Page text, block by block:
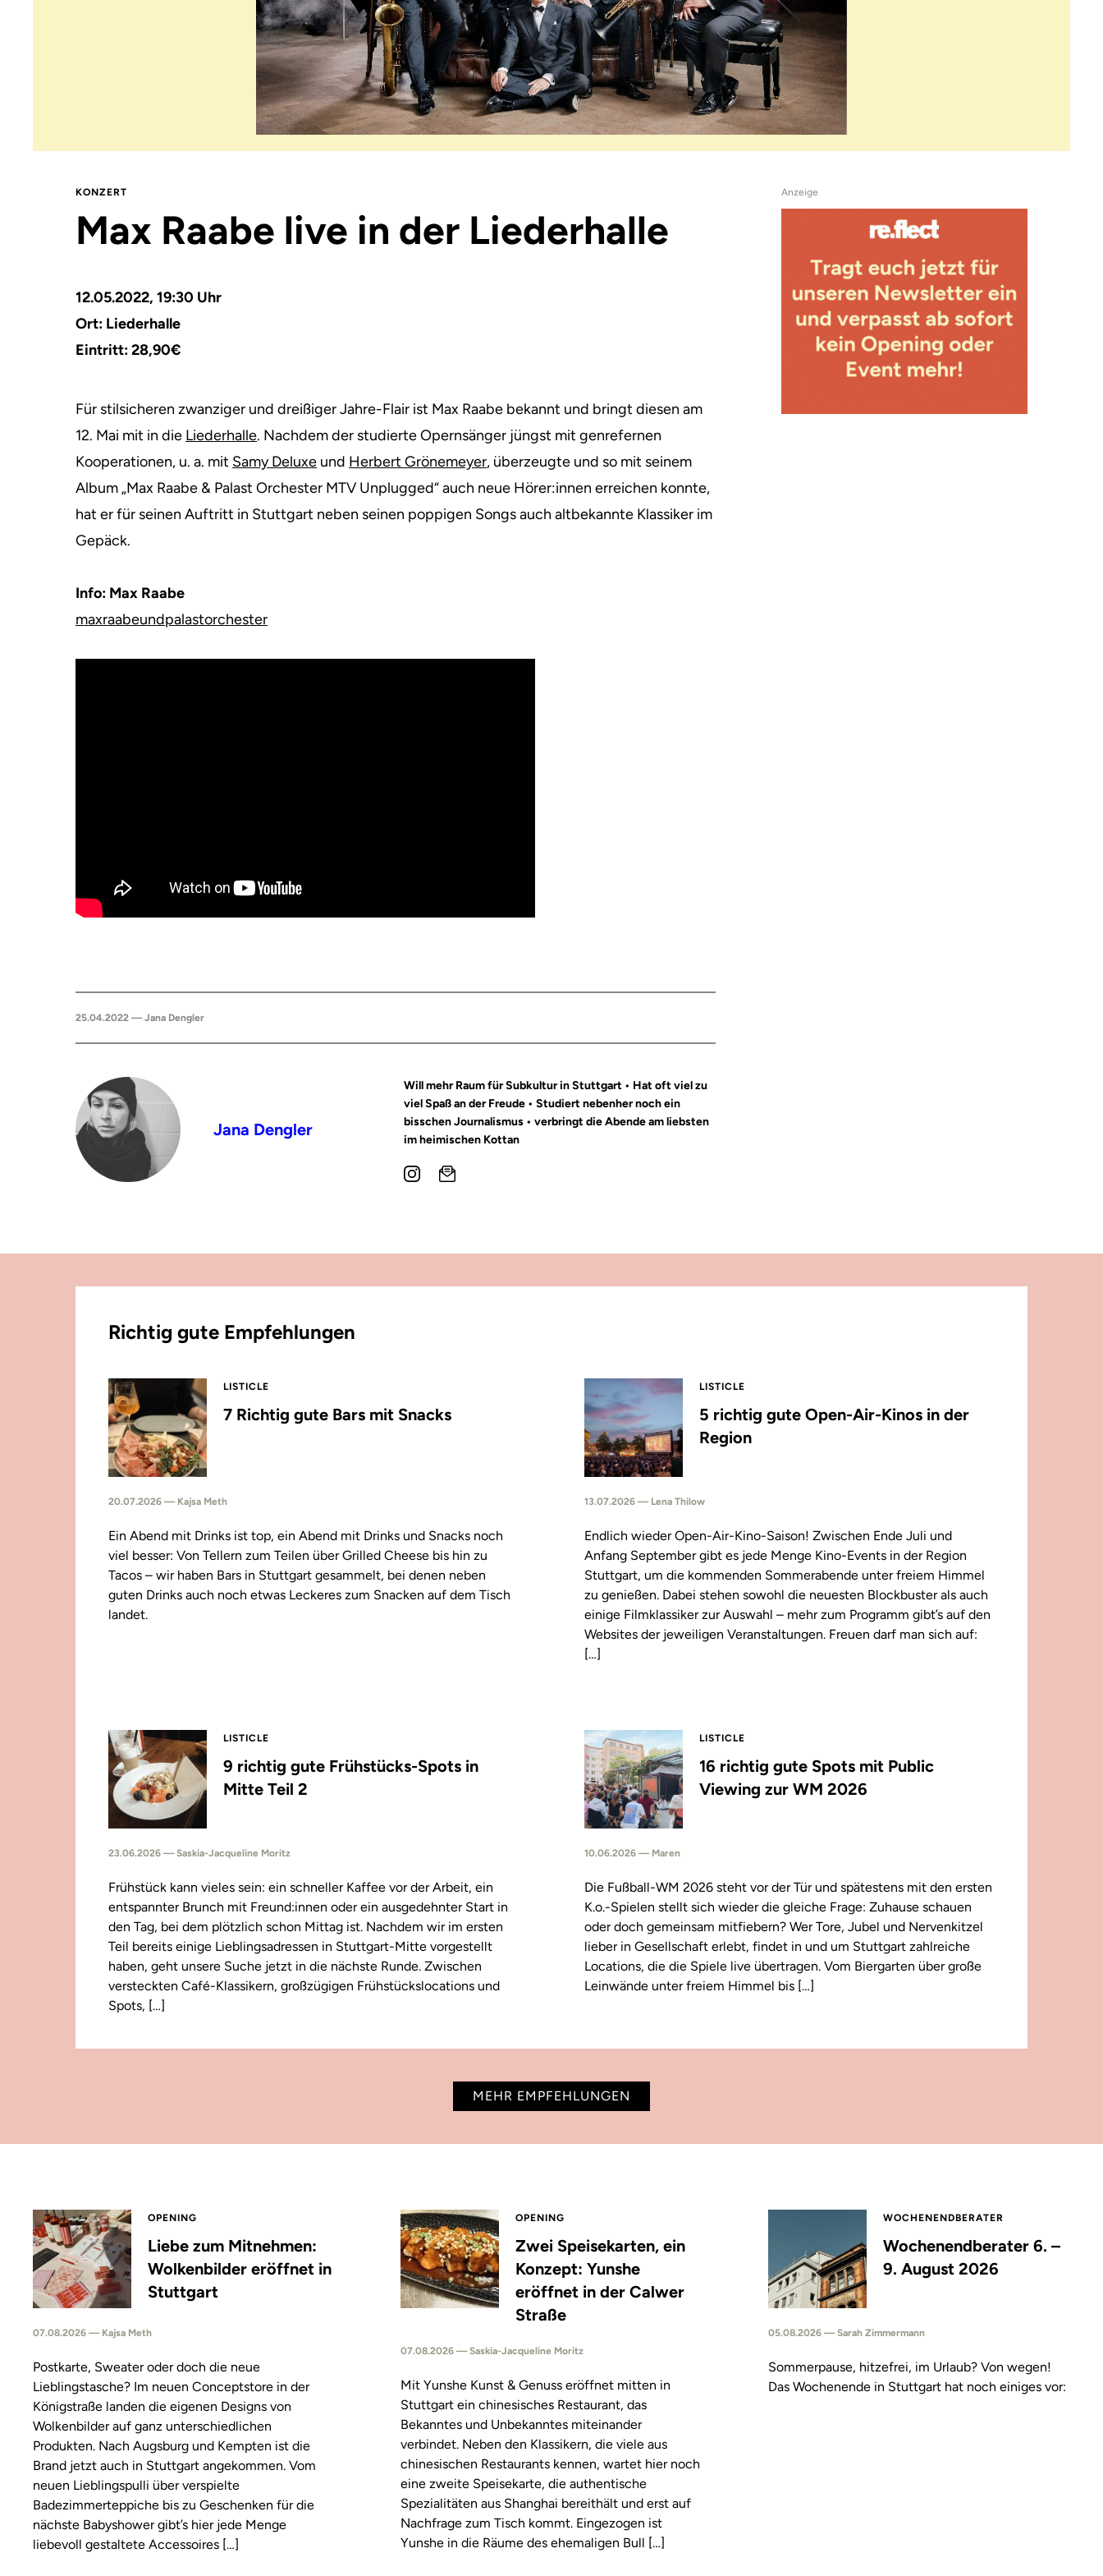
KONZERT
Max Raabe live in der Liederhalle
12.05.2022, 19:30 Uhr
Ort: Liederhalle
Eintritt: 28,90€
Für stilsicheren zwanziger und dreißiger Jahre-Flair ist Max Raabe bekannt und bringt diesen am
12. Mai mit in die Liederhalle. Nachdem der studierte Opernsänger jüngst mit genrefernen
Kooperationen, u. a. mit Samy Deluxe und Herbert Grönemeyer, überzeugte und so mit seinem
Album „Max Raabe & Palast Orchester MTV Unplugged“ auch neue Hörer:innen erreichen konnte,
hat er für seinen Auftritt in Stuttgart neben seinen poppigen Songs auch altbekannte Klassiker im
Gepäck.
Info: Max Raabe
maxraabeundpalastorchester
25.04.2022 — Jana Dengler
Jana Dengler
Will mehr Raum für Subkultur in Stuttgart • Hat oft viel zu
viel Spaß an der Freude • Studiert nebenher noch ein
bisschen Journalismus • verbringt die Abende am liebsten
im heimischen Kottan
Anzeige
Richtig gute Empfehlungen
LISTICLE
7 Richtig gute Bars mit Snacks
20.07.2026 — Kajsa Meth
Ein Abend mit Drinks ist top, ein Abend mit Drinks und Snacks noch
viel besser: Von Tellern zum Teilen über Grilled Cheese bis hin zu
Tacos – wir haben Bars in Stuttgart gesammelt, bei denen neben
guten Drinks auch noch etwas Leckeres zum Snacken auf dem Tisch
landet.
LISTICLE
5 richtig gute Open-Air-Kinos in der
Region
13.07.2026 — Lena Thilow
Endlich wieder Open-Air-Kino-Saison! Zwischen Ende Juli und
Anfang September gibt es jede Menge Kino-Events in der Region
Stuttgart, um die kommenden Sommerabende unter freiem Himmel
zu genießen. Dabei stehen sowohl die neuesten Blockbuster als auch
einige Filmklassiker zur Auswahl – mehr zum Programm gibt’s auf den
Websites der jeweiligen Veranstaltungen. Freuen darf man sich auf:
[…]
LISTICLE
9 richtig gute Frühstücks-Spots in
Mitte Teil 2
23.06.2026 — Saskia-Jacqueline Moritz
Frühstück kann vieles sein: ein schneller Kaffee vor der Arbeit, ein
entspannter Brunch mit Freund:innen oder ein ausgedehnter Start in
den Tag, bei dem plötzlich schon Mittag ist. Nachdem wir im ersten
Teil bereits einige Lieblingsadressen in Stuttgart-Mitte vorgestellt
haben, geht unsere Suche jetzt in die nächste Runde. Zwischen
versteckten Café-Klassikern, großzügigen Frühstückslocations und
Spots, […]
LISTICLE
16 richtig gute Spots mit Public
Viewing zur WM 2026
10.06.2026 — Maren
Die Fußball-WM 2026 steht vor der Tür und spätestens mit den ersten
K.o.-Spielen stellt sich wieder die gleiche Frage: Zuhause schauen
oder doch gemeinsam mitfiebern? Wer Tore, Jubel und Nervenkitzel
lieber in Gesellschaft erlebt, findet in und um Stuttgart zahlreiche
Locations, die die Spiele live übertragen. Vom Biergarten über große
Leinwände unter freiem Himmel bis […]
MEHR EMPFEHLUNGEN
OPENING
Liebe zum Mitnehmen:
Wolkenbilder eröffnet in
Stuttgart
07.08.2026 — Kajsa Meth
Postkarte, Sweater oder doch die neue
Lieblingstasche? Im neuen Conceptstore in der
Königstraße landen die eigenen Designs von
Wolkenbilder auf ganz unterschiedlichen
Produkten. Nach Augsburg und Kempten ist die
Brand jetzt auch in Stuttgart angekommen. Vom
neuen Lieblingspulli über verspielte
Badezimmerteppiche bis zu Geschenken für die
nächste Babyshower gibt’s hier jede Menge
liebevoll gestaltete Accessoires […]
OPENING
Zwei Speisekarten, ein
Konzept: Yunshe
eröffnet in der Calwer
Straße
07.08.2026 — Saskia-Jacqueline Moritz
Mit Yunshe Kunst & Genuss eröffnet mitten in
Stuttgart ein chinesisches Restaurant, das
Bekanntes und Unbekanntes miteinander
verbindet. Neben den Klassikern, die viele aus
chinesischen Restaurants kennen, wartet hier noch
eine zweite Speisekarte, die authentische
Spezialitäten aus Shanghai bereithält und erst auf
Nachfrage zum Tisch kommt. Eingezogen ist
Yunshe in die Räume des ehemaligen Bull […]
WOCHENENDBERATER
Wochenendberater 6. –
9. August 2026
05.08.2026 — Sarah Zimmermann
Sommerpause, hitzefrei, im Urlaub? Von wegen!
Das Wochenende in Stuttgart hat noch einiges vor: